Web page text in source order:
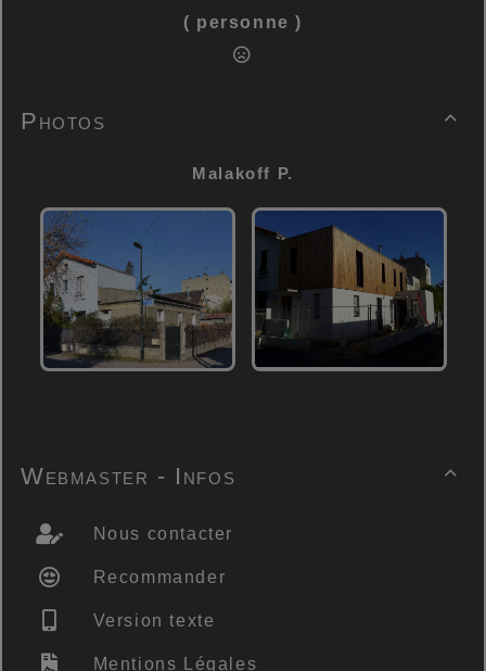
( personne )

Photos
Malakoff P.

Webmaster - Infos
Nous contacter
Recommander
Version texte
Mentions Légales